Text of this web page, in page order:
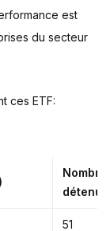
est
du secteur
ces ETF:
détenus
51